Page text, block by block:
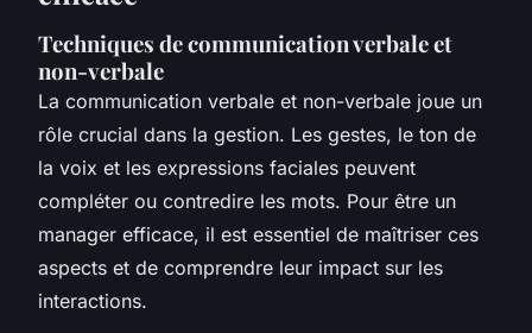
Techniques de communication verbale et
non-verbale
La communication verbale et non-verbale joue un
rôle crucial dans la gestion. Les gestes, le ton de
la voix et les expressions faciales peuvent
compléter ou contredire les mots. Pour être un
manager efficace, il est essentiel de maîtriser ces
aspects et de comprendre leur impact sur les
interactions.